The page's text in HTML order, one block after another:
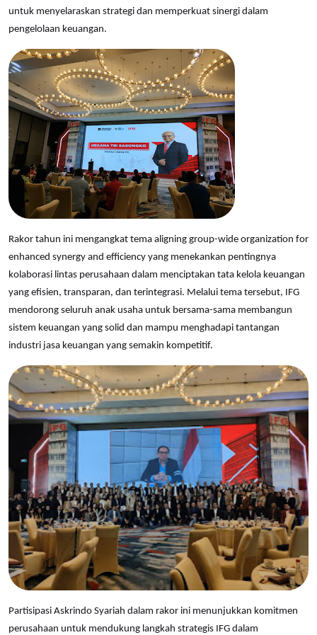
untuk menyelaraskan strategi dan memperkuat sinergi dalam
pengelolaan keuangan.
Rakor tahun ini mengangkat tema aligning group-wide organization for
enhanced synergy and efficiency yang menekankan pentingnya
kolaborasi lintas perusahaan dalam menciptakan tata kelola keuangan
yang efisien, transparan, dan terintegrasi. Melalui tema tersebut, IFG
mendorong seluruh anak usaha untuk bersama-sama membangun
sistem keuangan yang solid dan mampu menghadapi tantangan
industri jasa keuangan yang semakin kompetitif.
Partisipasi Askrindo Syariah dalam rakor ini menunjukkan komitmen
perusahaan untuk mendukung langkah strategis IFG dalam